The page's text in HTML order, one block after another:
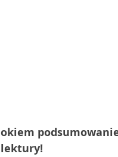
okiem
lektury!